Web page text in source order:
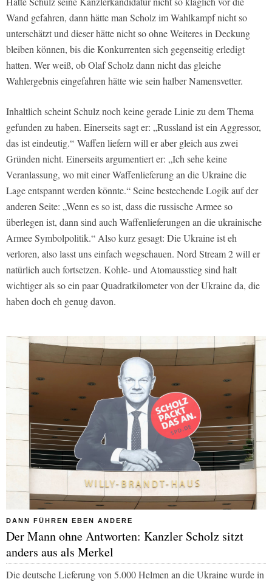
Wand gefahren, dann hätte man Scholz im Wahlkampf nicht so
unterschätzt und dieser hätte nicht so ohne Weiteres in Deckung
bleiben können, bis die Konkurrenten sich gegenseitig erledigt
hatten. Wer weiß, ob Olaf Scholz dann nicht das gleiche
Wahlergebnis eingefahren hätte wie sein halber Namensvetter.
Inhaltlich scheint Schulz noch keine gerade Linie zu dem Thema
gefunden zu haben. Einerseits sagt er: „Russland ist ein Aggressor,
das ist eindeutig.“ Waffen liefern will er aber gleich aus zwei
Gründen nicht. Einerseits argumentiert er: „Ich sehe keine
Veranlassung, wo mit einer Waffenlieferung an die Ukraine die
Lage entspannt werden könnte.“ Seine bestechende Logik auf der
anderen Seite: „Wenn es so ist, dass die russische Armee so
überlegen ist, dann sind auch Waffenlieferungen an die ukrainische
Armee Symbolpolitik.“ Also kurz gesagt: Die Ukraine ist eh
verloren, also lasst uns einfach wegschauen. Nord Stream 2 will er
natürlich auch fortsetzen. Kohle- und Atomausstieg sind halt
wichtiger als so ein paar Quadratkilometer von der Ukraine da, die
haben doch eh genug davon.
DANN FÜHREN EBEN ANDERE
Der Mann ohne Antworten: Kanzler Scholz sitzt
anders aus als Merkel
Die deutsche Lieferung von 5.000 Helmen an die Ukraine wurde in